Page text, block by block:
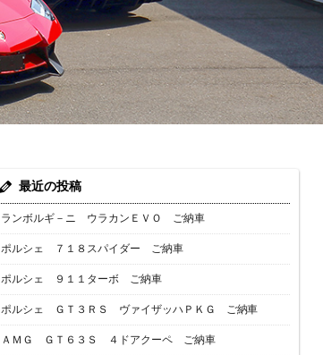
最近の投稿
ランボルギ－ニ ウラカンＥＶＯ ご納車
ポルシェ ７１８スパイダー ご納車
ポルシェ ９１１ターボ ご納車
ポルシェ ＧＴ３ＲＳ ヴァイザッハＰＫＧ ご納車
ＡＭＧ ＧＴ６３Ｓ ４ドアクーペ ご納車